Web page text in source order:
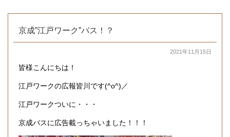
京成”江戸ワーク”バス！？
2021年11月15日
皆様こんにちは！
江戸ワークの広報皆川です(^o^)／
江戸ワークついに・・・
京成バスに広告載っちゃいました！！！